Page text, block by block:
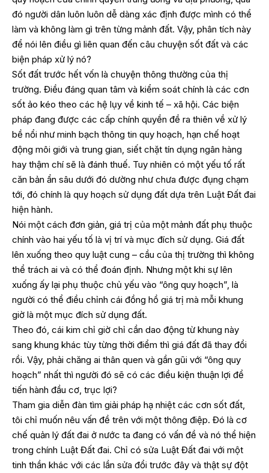
đó người dân luôn luôn dễ dàng xác định được mình có thể
làm và không làm gì trên từng mảnh đất. Vậy, phân tích này
để nói lên điều gì liên quan đến câu chuyện sốt đất và các
biện pháp xử lý nó?
Sốt đất trước hết vốn là chuyện thông thường của thị
trường. Điều đáng quan tâm và kiểm soát chính là các cơn
sốt ảo kéo theo các hệ lụy về kinh tế – xã hội. Các biện
pháp đang được các cấp chính quyền đề ra thiên về xử lý
bề nổi như minh bạch thông tin quy hoạch, hạn chế hoạt
động môi giới và trung gian, siết chặt tín dụng ngân hàng
hay thậm chí sẽ là đánh thuế. Tuy nhiên có một yếu tố rất
căn bản ẩn sâu dưới đó dường như chưa được đụng chạm
tới, đó chính là quy hoạch sử dụng đất dựa trên Luật Đất đai
hiện hành.
Nói một cách đơn giản, giá trị của một mảnh đất phụ thuộc
chính vào hai yếu tố là vị trí và mục đích sử dụng. Giá đất
lên xuống theo quy luật cung – cầu của thị trường thì không
thể trách ai và có thể đoán định. Nhưng một khi sự lên
xuống ấy lại phụ thuộc chủ yếu vào “ông quy hoạch”, là
người có thể điều chỉnh cái đồng hồ giá trị mà mỗi khung
giờ là một mục đích sử dụng đất.
Theo đó, cái kim chỉ giờ chỉ cần dao động từ khung này
sang khung khác tùy từng thời điểm thì giá đất đã thay đổi
rồi. Vậy, phải chăng ai thân quen và gần gũi với “ông quy
hoạch” nhất thì người đó sẽ có các điều kiện thuận lợi để
tiến hành đầu cơ, trục lợi?
Tham gia diễn đàn tìm giải pháp hạ nhiệt các cơn sốt đất,
tôi chỉ muốn nêu vấn đề trên với một thông điệp. Đó là cơ
chế quản lý đất đai ở nước ta đang có vấn đề và nó thể hiện
trong chính Luật Đất đai. Chỉ có sửa Luật Đất đai với một
tinh thần khác với các lần sửa đổi trước đây và thật sự đột